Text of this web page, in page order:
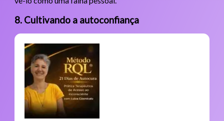
8. Cultivando a autoconfiança